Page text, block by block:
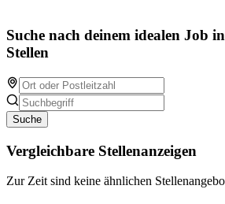
Suche nach deinem idealen Job
Stellen
Suche
Vergleichbare Stellenanzeigen
Zur Zeit sind keine ähnlichen